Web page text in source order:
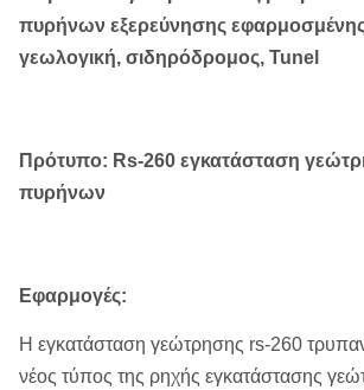
πυρήνων εξερεύνησης εφαρμοσμένης
γεωλογική, σιδηρόδρομος, Tunel
Πρότυπο: Rs-260 εγκατάσταση
πυρήνων
Εφαρμογές:
Η εγκατάσταση γεώτρησης rs-260
νέος τύπος της ρηχής εγκατάστασης